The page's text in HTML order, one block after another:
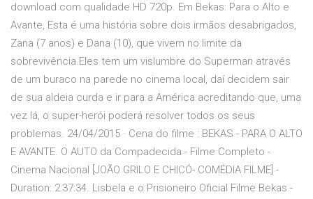
download com qualidade HD 720p. Em Bekas: Para o Alto e
Avante, Esta é uma história sobre dois irmãos desabrigados,
Zana (7 anos) e Dana (10), que vivem no limite da
sobrevivência.Eles tem um vislumbre do Superman através
de um buraco na parede no cinema local, daí decidem sair
de sua aldeia curda e ir para a América acreditando que, uma
vez lá, o super-herói poderá resolver todos os seus
problemas. 24/04/2015 · Cena do filme : BEKAS - PARA O ALTO
E AVANTE. O AUTO da Compadecida - Filme Completo -
Cinema Nacional [JOÃO GRILO E CHICÓ- COMÉDIA FILME] -
Duration: 2:37:34. Lisbela e o Prisioneiro Oficial Filme Bekas -